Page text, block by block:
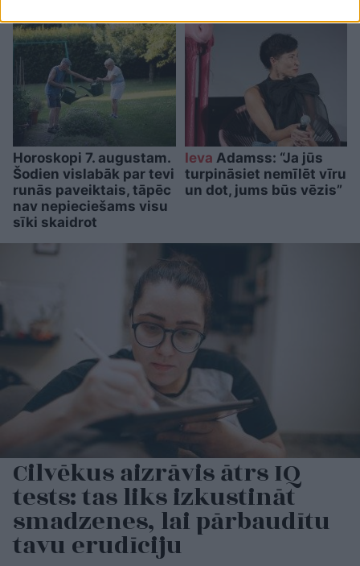
Horoskopi 7. augustam.
Šodien vislabāk par tevi
runās paveiktais, tāpēc
nav nepieciešams visu
sīki skaidrot
Ieva Adamss: “Ja jūs
turpināsiet nemīlēt vīru
un dot, jums būs vēzis”
Cilvēkus aizrāvis ātrs IQ
tests: tas liks izkustināt
smadzenes, lai pārbaudītu
tavu erudīciju